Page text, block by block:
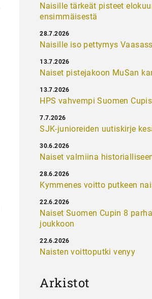
Naisille tärkeät pisteet
ensimmäisestä
Naisille iso pettymys
28.7.2026
Naiset pistejakoon MuSan
13.7.2026
HPS vahvempi Suomen
13.7.2026
SJK-junioreiden uutiskirje
7.7.2026
Naiset valmiina
30.6.2026
Kymmenes voitto putkeen
28.6.2026
Naiset Suomen Cupin 8
joukkoon
22.6.2026
Naisten voittoputki venyy
22.6.2026
Arkistot